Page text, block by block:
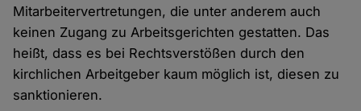
Mitarbeitervertretungen, die unter anderem auch
keinen Zugang zu Arbeitsgerichten gestatten. Das
heißt, dass es bei Rechtsverstößen durch den
kirchlichen Arbeitgeber kaum möglich ist, diesen zu
sanktionieren.